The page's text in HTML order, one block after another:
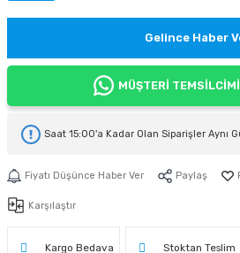
Gelince Haber
MÜŞTERİ
Saat 15:00'a Kadar Olan Siparişler Aynı
Fiyatı Düşünce Haber Ver Paylaş
Karşılaştır
Kargo Bedava Stoktan Teslim